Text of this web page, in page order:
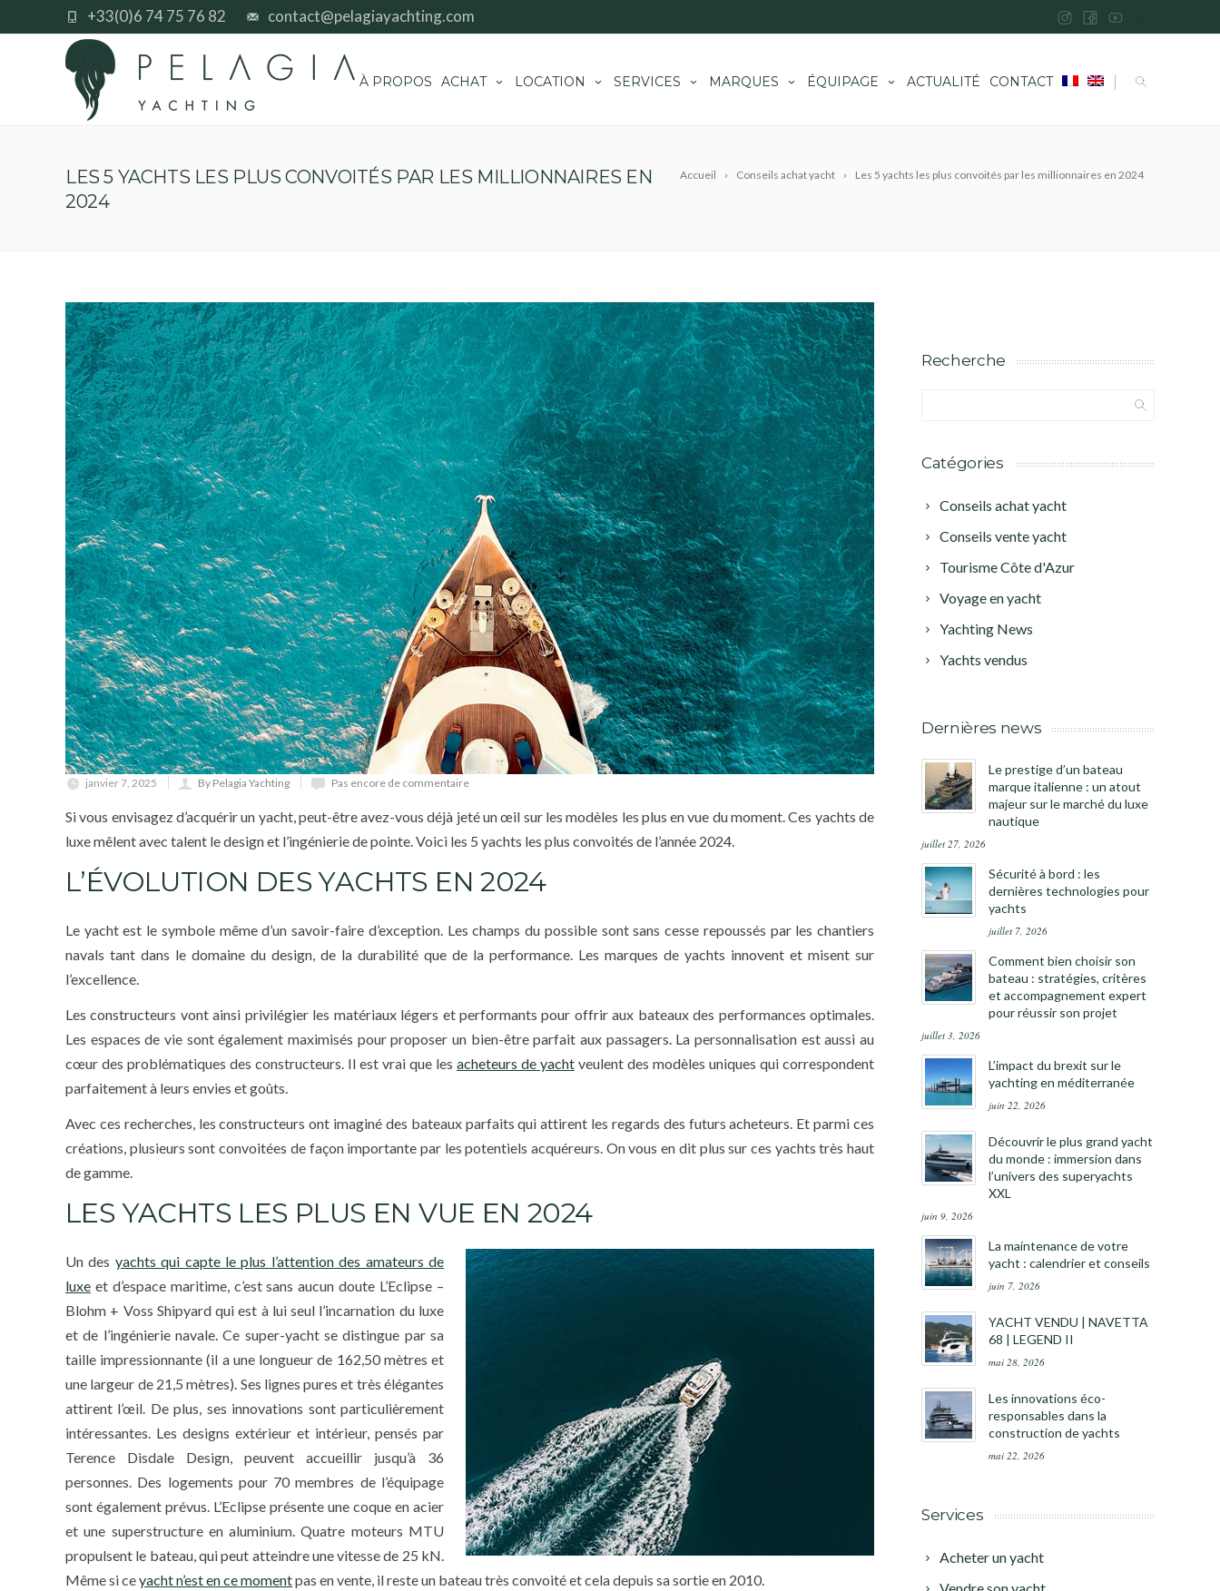
contact@pelagiayachting.com
+33(0)6 74 75 76 82
À PROPOS ACHAT LOCATION SERVICES MARQUES ÉQUIPAGE ACTUALITÉ CONTACT |
Accueil Conseils achat yacht Les 5 yachts les plus convoités par les millionnaires en 2024
LES 5 YACHTS LES PLUS CONVOITÉS PAR LES MILLIONNAIRES EN
2024
janvier 7, 2025 By Pelagia Yachting Pas encore de commentaire
Si vous envisagez d’acquérir un yacht, peut-être avez-vous déjà jeté un œil sur les modèles les plus en vue du moment. Ces yachts de
luxe mêlent avec talent le design et l’ingénierie de pointe. Voici les 5 yachts les plus convoités de l’année 2024.
L’ÉVOLUTION DES YACHTS EN 2024
Le yacht est le symbole même d’un savoir-faire d’exception. Les champs du possible sont sans cesse repoussés par les chantiers
navals tant dans le domaine du design, de la durabilité que de la performance. Les marques de yachts innovent et misent sur
l’excellence.
Les constructeurs vont ainsi privilégier les matériaux légers et performants pour offrir aux bateaux des performances optimales.
Les espaces de vie sont également maximisés pour proposer un bien-être parfait aux passagers. La personnalisation est aussi au
cœur des problématiques des constructeurs. Il est vrai que les acheteurs de yacht veulent des modèles uniques qui correspondent
parfaitement à leurs envies et goûts.
Avec ces recherches, les constructeurs ont imaginé des bateaux parfaits qui attirent les regards des futurs acheteurs. Et parmi ces
créations, plusieurs sont convoitées de façon importante par les potentiels acquéreurs. On vous en dit plus sur ces yachts très haut
de gamme.
LES YACHTS LES PLUS EN VUE EN 2024
Un des yachts qui capte le plus l’attention des amateurs de
luxe et d’espace maritime, c’est sans aucun doute L’Eclipse –
Blohm + Voss Shipyard qui est à lui seul l’incarnation du luxe
et de l’ingénierie navale. Ce super-yacht se distingue par sa
taille impressionnante (il a une longueur de 162,50 mètres et
une largeur de 21,5 mètres). Ses lignes pures et très élégantes
attirent l’œil. De plus, ses innovations sont particulièrement
intéressantes. Les designs extérieur et intérieur, pensés par
Terence Disdale Design, peuvent accueillir jusqu’à 36
personnes. Des logements pour 70 membres de l’équipage
sont également prévus. L’Eclipse présente une coque en acier
et une superstructure en aluminium. Quatre moteurs MTU
propulsent le bateau, qui peut atteindre une vitesse de 25 kN.
Même si ceyacht n’est en ce momentpas en vente, il reste un bateau très convoité et cela depuis sa sortie en 2010.
Recherche
Catégories
Conseils achat yacht
Conseils vente yacht
Tourisme Côte d'Azur
Voyage en yacht
Yachting News
Yachts vendus
Dernières news
Le prestige d’un bateau
marque italienne : un atout
majeur sur le marché du luxe
nautique
juillet 27, 2026
Sécurité à bord : les
dernières technologies pour
yachts
juillet 7, 2026
Comment bien choisir son
bateau : stratégies, critères
et accompagnement expert
pour réussir son projet
juillet 3, 2026
L’impact du brexit sur le
yachting en méditerranée
juin 22, 2026
Découvrir le plus grand yacht
du monde : immersion dans
l’univers des superyachts
XXL
juin 9, 2026
La maintenance de votre
yacht : calendrier et conseils
juin 7, 2026
YACHT VENDU | NAVETTA
68 | LEGEND II
mai 28, 2026
Les innovations éco-
responsables dans la
construction de yachts
mai 22, 2026
Services
Acheter un yacht